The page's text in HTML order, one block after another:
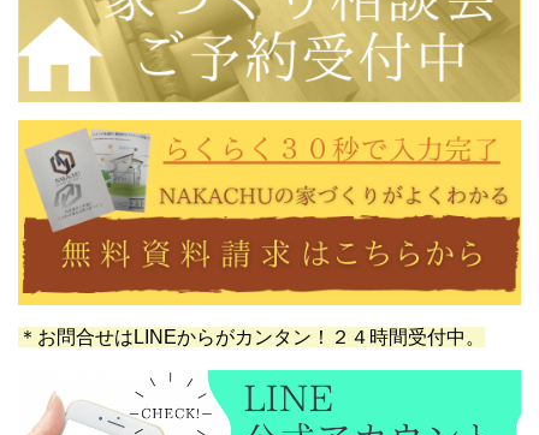
＊お問合せはLINEからがカンタン！２４時間受付中。